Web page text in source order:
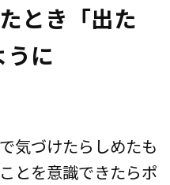
とき「出た
うに
気づけたらしめたも
とを意識できたらポ